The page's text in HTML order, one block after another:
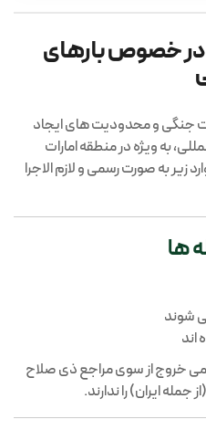
)
در خصوص بارهای
جنگی و محدودیت های ایجاد
به ویژه در منطقه امارات
زیر به صورت رسمی و لازم الاجرا
شوند
اند
خروج از سوی مراجع ذی صلاح
جمله ایران) را ندارند.